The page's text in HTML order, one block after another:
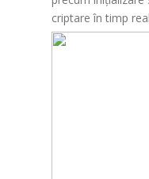
criptare în timp